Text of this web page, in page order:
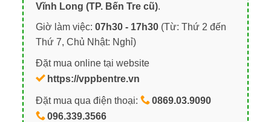
Vĩnh Long (TP. Bến Tre cũ).
Giờ làm việc: 07h30 - 17h30(Từ: Thứ 2 đến
Thứ 7, Chủ Nhật: Nghỉ)
Đặt mua online tại website
https://vppbentre.vn
Đặt mua qua điện thoại:
0869.03.9090
096.339.3566